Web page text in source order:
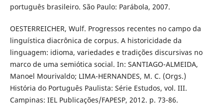
português brasileiro. São Paulo: Parábola, 2007.
OESTERREICHER, Wulf. Progressos recentes no campo da
linguística diacrônica de corpus. A historicidade da
linguagem: idioma, variedades e tradições discursivas no
marco de uma semiótica social. In: SANTIAGO-ALMEIDA,
Manoel Mourivaldo; LIMA-HERNANDES, M. C. (Orgs.)
História do Português Paulista: Série Estudos, vol. III.
Campinas: IEL Publicações/FAPESP, 2012. p. 73-86.